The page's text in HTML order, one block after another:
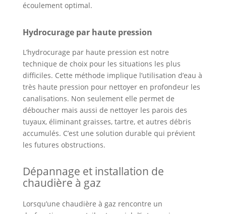
écoulement optimal.
Hydrocurage par haute pression
L’hydrocurage par haute pression est notre
technique de choix pour les situations les plus
difficiles. Cette méthode implique l’utilisation d’eau à
très haute pression pour nettoyer en profondeur les
canalisations. Non seulement elle permet de
déboucher mais aussi de nettoyer les parois des
tuyaux, éliminant graisses, tartre, et autres débris
accumulés. C’est une solution durable qui prévient
les futures obstructions.
Dépannage et installation de
chaudière à gaz
Lorsqu’une chaudière à gaz rencontre un